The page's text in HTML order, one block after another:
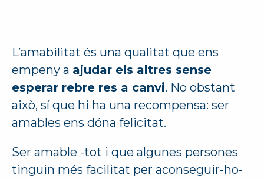
L’amabilitat és una qualitat que ens
empeny a ajudar els altres sense
esperar rebre res a canvi. No obstant
això, sí que hi ha una recompensa: ser
amables ens dóna felicitat.
Ser amable -tot i que algunes persones
tinguin més facilitat per aconseguir-ho-